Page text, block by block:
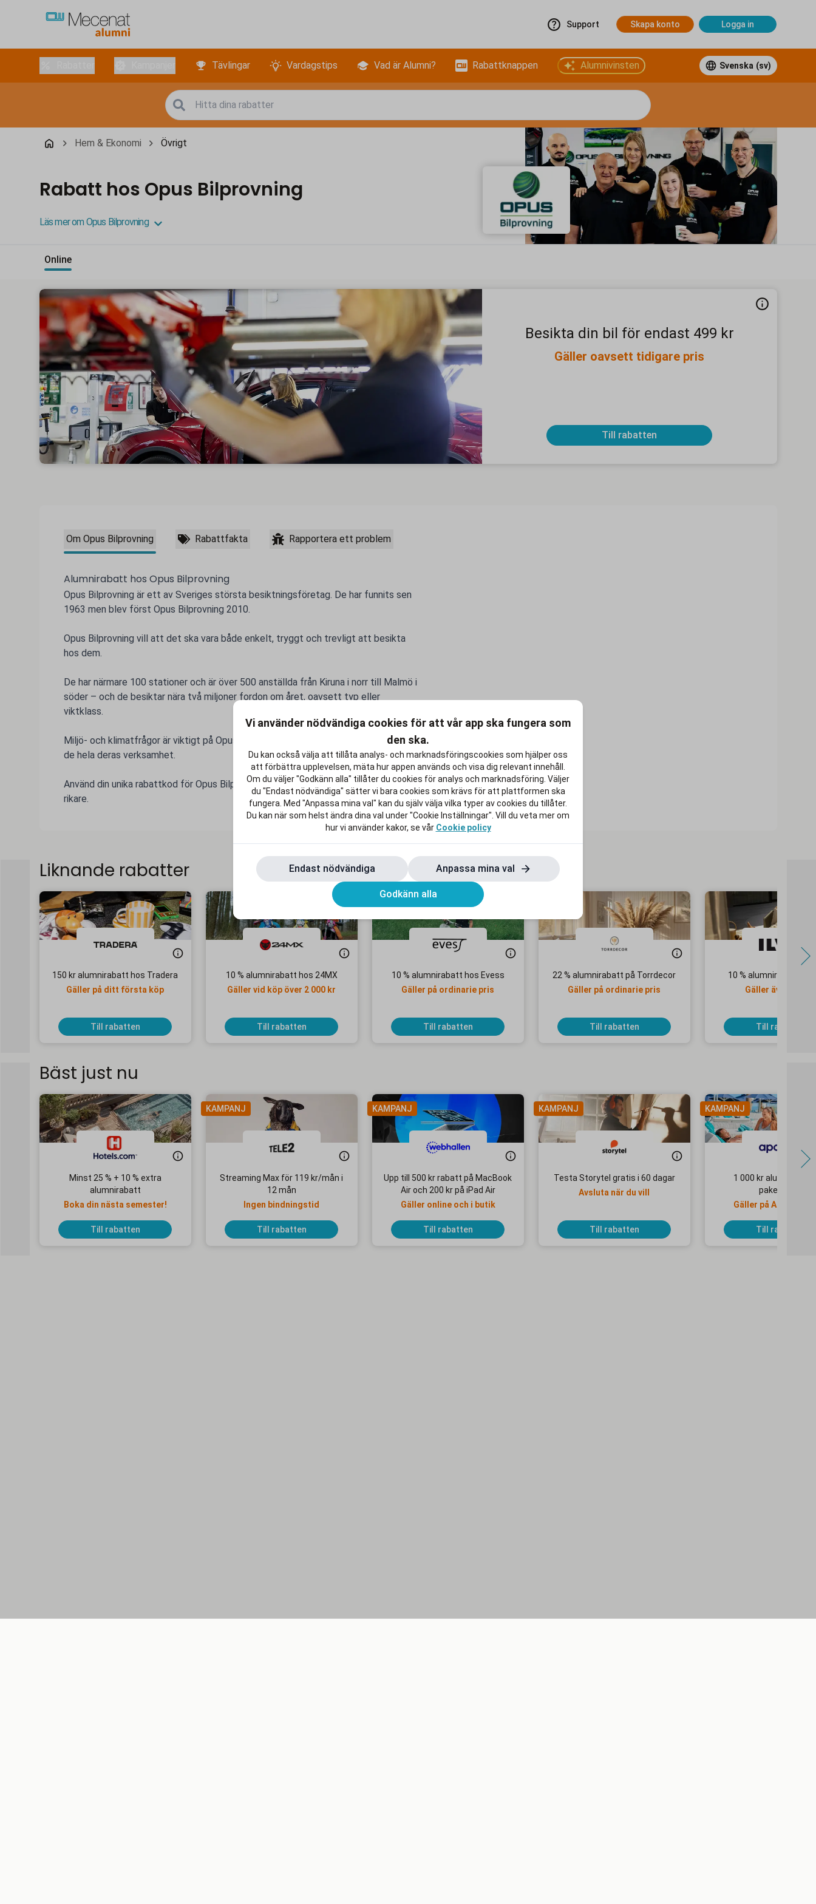
Support Skapa konto Logga in
Tävlingar Vardagstips Vad är Alumni? Rabattknappen Alumnivinsten Svenska (sv)
Hem & Ekonomi Övrigt
Rabatt hos Opus Bilprovning
Läs mer om Opus Bilprovning
Online
Besikta din bil för endast 499 kr
Gäller oavsett tidigare pris
Till rabatten
Om Opus Bilprovning Rabattfakta Rapportera ett problem
Alumnirabatt hos Opus Bilprovning
Opus Bilprovning är ett av Sveriges största besiktningsföretag. De har funnits sen
1963 men blev först Opus Bilprovning 2010.
Opus Bilprovning vill att det ska vara både enkelt, tryggt och trevligt att besikta
hos dem.
De har närmare 100 stationer och är över 500 anställda från Kiruna i norr till Malmö i
söder – och de besiktar nära två miljoner fordon om året, oavsett typ eller
viktklass.
Miljö- och klimatfrågor är viktigt på Opus Bilprovning och därför klimatkompenserar
de hela deras verksamhet.
Använd din unika rabattkod för Opus Bilprovning och gör livet efter studierna lite
rikare.
Liknande rabatter
150 kr alumnirabatt hos Tradera
Gäller på ditt första köp
Till rabatten
10 % alumnirabatt hos 24MX
Gäller vid köp över 2 000 kr
Till rabatten
10 % alumnirabatt hos Evess
Gäller på ordinarie pris
Till rabatten
22 % alumnirabatt på Torrdecor
Gäller på ordinarie pris
Till rabatten
10 % alumnirabatt hos
Gäller även på rea
Till rabatten
Bäst just nu
Minst 25 % + 10 % extra
alumnirabatt
Boka din nästa semester!
Till rabatten
KAMPANJ
Streaming Max för 119 kr/mån i
12 mån
Ingen bindningstid
Till rabatten
KAMPANJ
Upp till 500 kr rabatt på MacBook
Air och 200 kr på iPad Air
Gäller online och i butik
Till rabatten
KAMPANJ
Testa Storytel gratis i 60 dagar
Avsluta när du vill
Till rabatten
KAMPANJ
1 000 kr
paketresor
Gäller på Apollo
Till rabatten
Vi använder nödvändiga cookies för att vår app ska fungera som
den ska.
Du kan också välja att tillåta analys- och marknadsföringscookies som hjälper oss
att förbättra upplevelsen, mäta hur appen används och visa dig relevant innehåll.
Om du väljer "Godkänn alla" tillåter du cookies för analys och marknadsföring. Väljer
du "Endast nödvändiga" sätter vi bara cookies som krävs för att plattformen ska
fungera. Med "Anpassa mina val" kan du själv välja vilka typer av cookies du tillåter.
Du kan när som helst ändra dina val under "Cookie Inställningar". Vill du veta mer om
hur vi använder kakor, se vår Cookie policy
Endast nödvändiga Anpassa mina val
Godkänn alla